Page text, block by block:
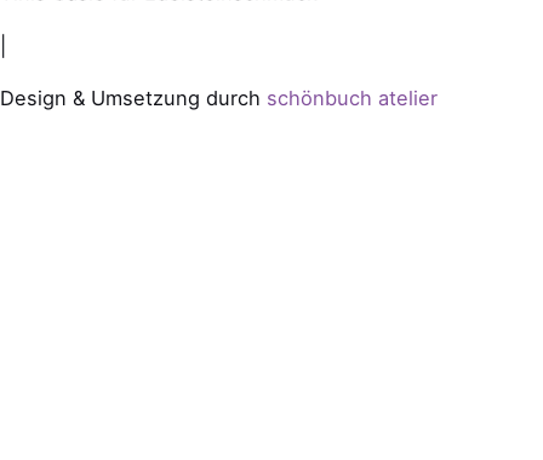
Design & Umsetzung durch schönbuch atelier